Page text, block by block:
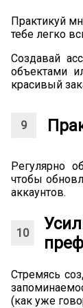
Практикуй
тебе легко
Создавай
объектами
красивый
Регулярно
чтобы
аккаунтов.
Стремясь
(как уже